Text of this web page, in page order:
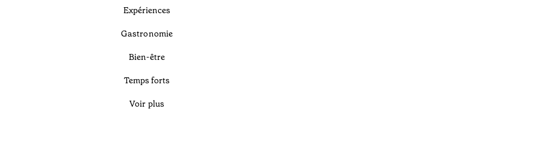
Expériences
Gastronomie
Bien-être
Temps forts
Voir plus